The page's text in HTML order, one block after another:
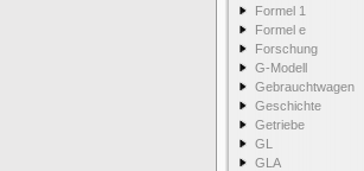
Formel 1
Formel e
Forschung
G-Modell
Gebrauchtwagen
Geschichte
Getriebe
GL
GLA